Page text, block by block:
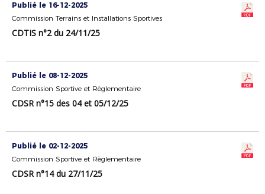
Publié le 16-12-2025
Commission Terrains et Installations Sportives
CDTIS n°2 du 24/11/25
Publié le 08-12-2025
Commission Sportive et Règlementaire
CDSR n°15 des 04 et 05/12/25
Publié le 02-12-2025
Commission Sportive et Règlementaire
CDSR n°14 du 27/11/25